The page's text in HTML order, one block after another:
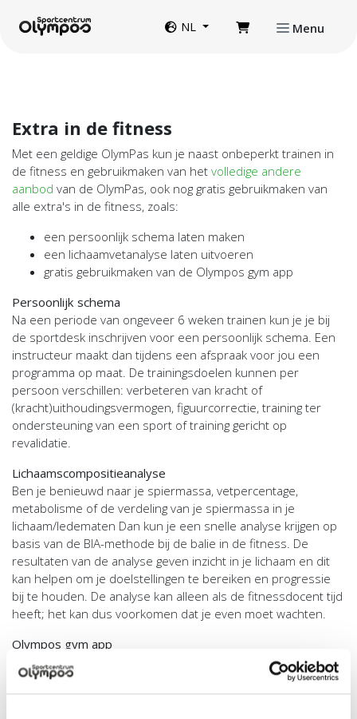
NL Menu
Extra in de fitness
Met een geldige OlymPas kun je naast onbeperkt trainen in
de fitness en gebruikmaken van het volledige andere
aanbod van de OlymPas, ook nog gratis gebruikmaken van
alle extra's in de fitness, zoals:
een persoonlijk schema laten maken
een lichaamvetanalyse laten uitvoeren
gratis gebruikmaken van de Olympos gym app
Persoonlijk schema
Na een periode van ongeveer 6 weken trainen kun je je bij
de sportdesk inschrijven voor een persoonlijk schema. Een
instructeur maakt dan tijdens een afspraak voor jou een
programma op maat. De trainingsdoelen kunnen per
persoon verschillen: verbeteren van kracht of
(kracht)uithoudingsvermogen, figuurcorrectie, training ter
ondersteuning van een sport of training gericht op
revalidatie.
Lichaamscompositieanalyse
Ben je benieuwd naar je spiermassa, vetpercentage,
metabolisme of de verdeling van je spiermassa in je
lichaam/ledematen Dan kun je een snelle analyse krijgen op
basis van de BIA-methode bij de balie in de fitness. De
resultaten van de analyse geven inzicht in je lichaam en dit
kan helpen om je doelstellingen te bereiken en progressie
bij te houden. De analyse kan alleen als de fitnessdocent tijd
heeft; het kan dus voorkomen dat je even moet wachten.
Olympos gym app
Word fit en slim met onze Olympos gym app. Gratis te
gebruiken door al onze leden. Met de Olympos gym app train
je effectiever en blijf je gemotiveerd waardoor je sneller je